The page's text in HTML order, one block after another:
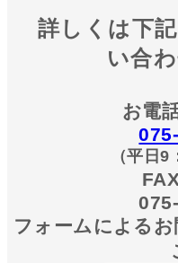
詳しくは下
い合
お電
（平日9
フォームによる